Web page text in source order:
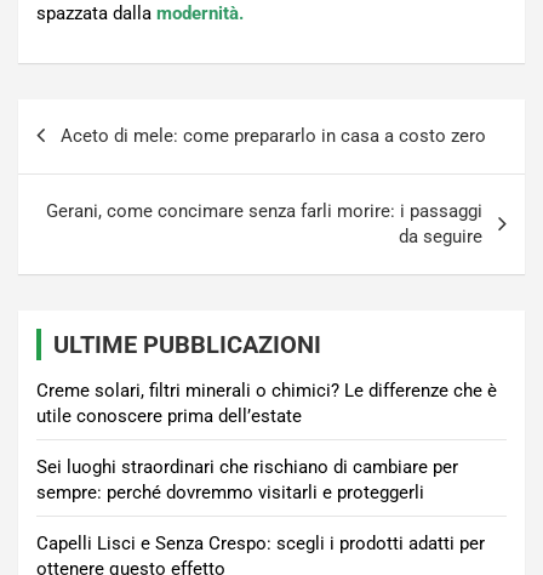
spazzata dalla modernità.
Aceto di mele: come prepararlo in casa a costo zero
Gerani, come concimare senza farli morire: i passaggi
da seguire
ULTIME PUBBLICAZIONI
Creme solari, filtri minerali o chimici? Le differenze che è
utile conoscere prima dell’estate
Sei luoghi straordinari che rischiano di cambiare per
sempre: perché dovremmo visitarli e proteggerli
Capelli Lisci e Senza Crespo: scegli i prodotti adatti per
ottenere questo effetto